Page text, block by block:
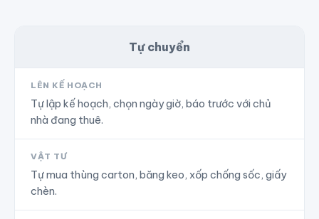
Tự chuyển
LÊN KẾ HOẠCH
Tự lập kế hoạch, chọn ngày giờ, báo trước với chủ
nhà đang thuê.
VẬT TƯ
Tự mua thùng carton, băng keo, xốp chống sốc, giấy
chèn.